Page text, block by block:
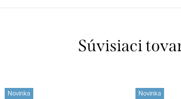
Súvisiaci
Novinka
Novinka